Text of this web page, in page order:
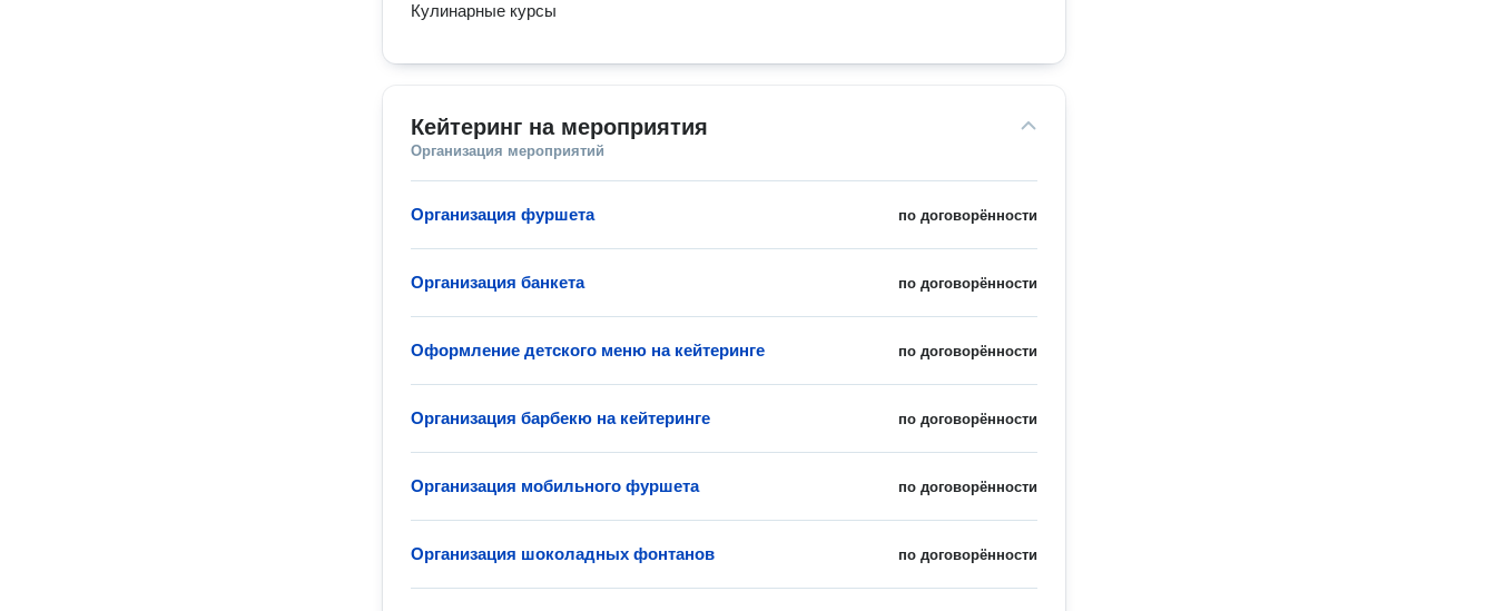
Кулинарные курсы
Кейтеринг на мероприятия
Организация мероприятий
по договорённости
Организация фуршета
по договорённости
Организация банкета
по договорённости
Оформление детского меню на кейтеринге
по договорённости
Организация барбекю на кейтеринге
по договорённости
Организация мобильного фуршета
по договорённости
Организация шоколадных фонтанов